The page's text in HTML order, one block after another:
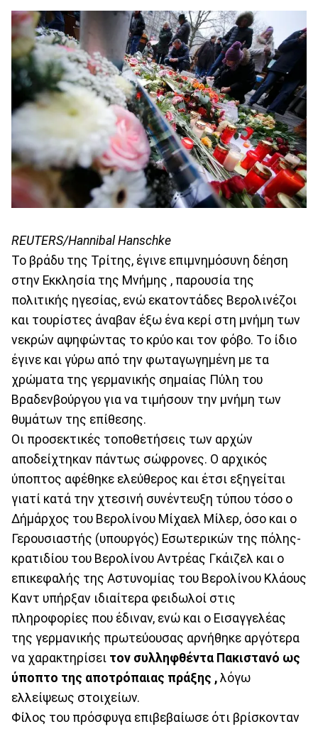
REUTERS/Hannibal Hanschke
Το βράδυ της Τρίτης, έγινε επιμνημόσυνη δέηση
στην Εκκλησία της Μνήμης , παρουσία της
πολιτικής ηγεσίας, ενώ εκατοντάδες Βερολινέζοι
και τουρίστες άναβαν έξω ένα κερί στη μνήμη των
νεκρών αψηφώντας το κρύο και τον φόβο. Το ίδιο
έγινε και γύρω από την φωταγωγημένη με τα
χρώματα της γερμανικής σημαίας Πύλη του
Βραδενβούργου για να τιμήσουν την μνήμη των
θυμάτων της επίθεσης.
Οι προσεκτικές τοποθετήσεις των αρχών
αποδείχτηκαν πάντως σώφρονες. Ο αρχικός
ύποπτος αφέθηκε ελεύθερος και έτσι εξηγείται
γιατί κατά την χτεσινή συνέντευξη τύπου τόσο ο
Δήμάρχος του Βερολίνου Μίχαελ Μίλερ, όσο και ο
Γερουσιαστής (υπουργός) Εσωτερικών της πόλης-
κρατιδίου του Βερολίνου Αντρέας Γκάιζελ και ο
επικεφαλής της Αστυνομίας του Βερολίνου Κλάους
Καντ υπήρξαν ιδιαίτερα φειδωλοί στις
πληροφορίες που έδιναν, ενώ και ο Εισαγγελέας
της γερμανικής πρωτεύουσας αρνήθηκε αργότερα
να χαρακτηρίσει τον συλληφθέντα Πακιστανό ως
ύποπτο της αποτρόπαιας πράξης , λόγω
ελλείψεως στοιχείων.
Φίλος του πρόσφυγα επιβεβαίωσε ότι βρίσκονταν